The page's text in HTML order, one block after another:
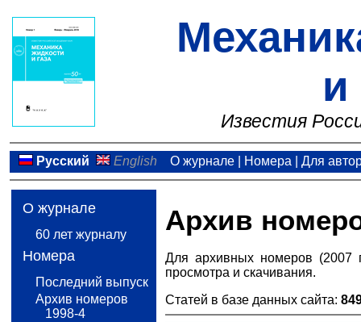
и
Известия
Русский English О журнале| Номера Для
О журнале
60 лет журналу
Номера
Последний выпуск
Архив номеров
1998-4
Архив
Для архивных номеров (2007
просмотра и скачивания.
Статей в базе данных сайта: